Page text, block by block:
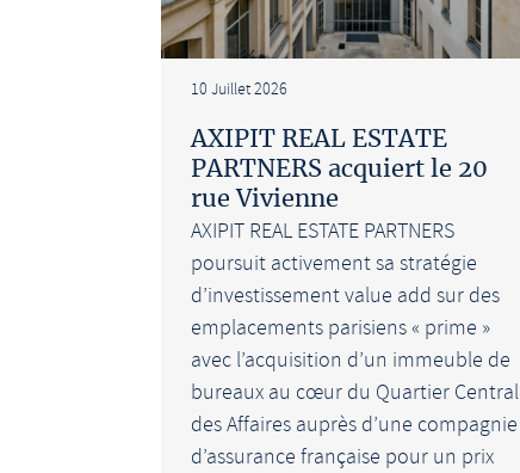
10 Juillet 2026
AXIPIT REAL ESTATE
PARTNERS acquiert le 20
rue Vivienne
AXIPIT REAL ESTATE PARTNERS
poursuit activement sa stratégie
d’investissement value add sur des
emplacements parisiens « prime »
avec l’acquisition d’un immeuble de
bureaux au cœur du Quartier Central
des Affaires auprès d’une compagnie
d’assurance française pour un prix